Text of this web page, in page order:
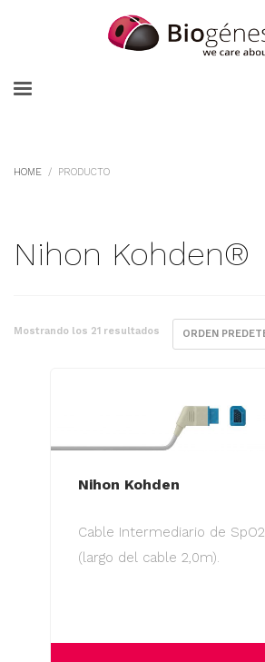
HOME PRODUCTO
Nihon Kohden®
Mostrando los 21 resultados
Nihon Kohden
Cable Intermediario de SpO2
(largo del cable 2,0m).